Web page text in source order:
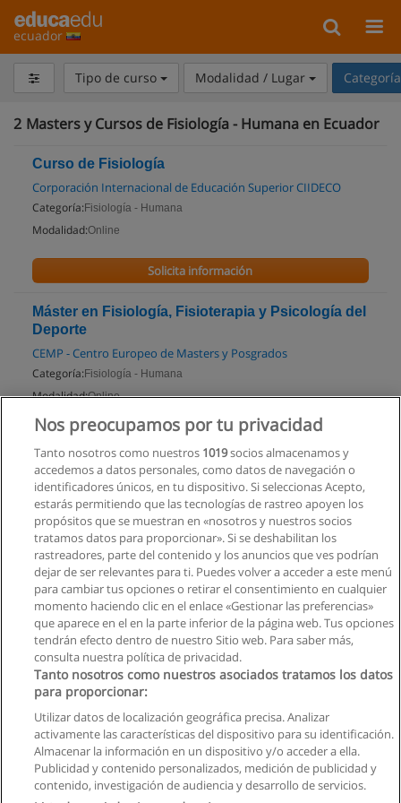
ecuador
Tipo de curso Modalidad / Lugar
2 Masters y Cursos de Fisiología - Humana en Ecuador
Curso de Fisiología
Corporación Internacional de Educación Superior CIIDECO
Categoría: Fisiología - Humana
Modalidad:Online
Solicita información
Máster en Fisiología, Fisioterapia y Psicología del
Deporte
CEMP - Centro Europeo de Masters y Posgrados
Categoría: Fisiología - Humana
Modalidad:Online
Solicita información
Reglas de uso
Privacidad de datos
Nos preocupamos por tu privacidad
Tanto nosotros como nuestros 1019socios almacenamos y
accedemos a datos personales, como datos de navegación o
identificadores únicos, en tu dispositivo. Si seleccionas Acepto,
estarás permitiendo que las tecnologías de rastreo apoyen los
propósitos que se muestran en «nosotros y nuestros socios
tratamos datos para proporcionar». Si se deshabilitan los
rastreadores, parte del contenido y los anuncios que ves podrían
dejar de ser relevantes para ti. Puedes volver a acceder a este menú
para cambiar tus opciones o retirar el consentimiento en cualquier
momento haciendo clic en el enlace «Gestionar las preferencias»
que aparece en el en la parte inferior de la página web. Tus opciones
tendrán efecto dentro de nuestro Sitio web. Para saber más,
consulta nuestra política de privacidad.
Tanto nosotros como nuestros asociados tratamos los datos
para proporcionar:
Utilizar datos de localización geográfica precisa. Analizar
activamente las características del dispositivo para su identificación.
Almacenar la información en un dispositivo y/o acceder a ella.
Publicidad y contenido personalizados, medición de publicidad y
contenido, investigación de audiencia y desarrollo de servicios.